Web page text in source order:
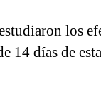
los
14 días de